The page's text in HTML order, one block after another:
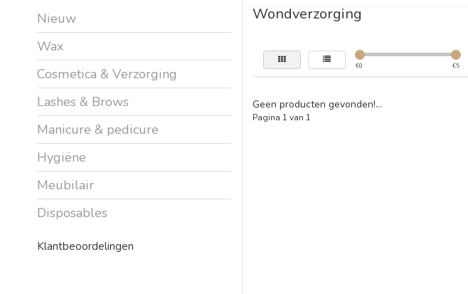
Nieuw
Wax
Cosmetica & Verzorging
Lashes & Brows
Manicure & pedicure
Hygiëne
Meubilair
Disposables
Klantbeoordelingen
Wondverzorging
€0 €5
Geen producten gevonden!...
Pagina 1 van 1